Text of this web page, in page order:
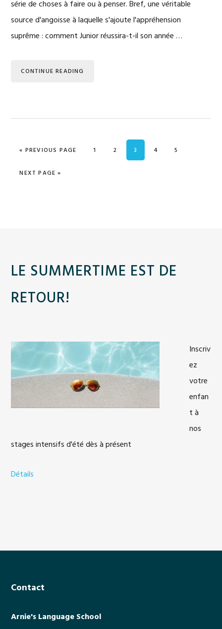
série de choses à faire ou à penser. Bref, une véritable
source d'angoisse à laquelle s'ajoute l'appréhension
suprême : comment Junior réussira-t-il son année …
CONTINUE READING
« GO TO
PREVIOUS PAGE GO TO PAGE
1 GO TO PAGE
2 GO TO PAGE
3 GO TO PAGE
4 GO TO PAGE
5
GO TO
NEXT PAGE »
LE SUMMERTIME EST DE
RETOUR!
Inscriv
ez
votre
enfan
t à
nos
stages intensifs d'été dès à présent
Détails
u
e
Footer
Contact
Arnie's Language School